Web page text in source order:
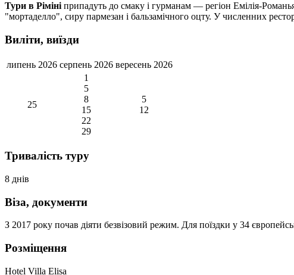
Тури в Ріміні припадуть до смаку і гурманам — регіон Емілія-
"мортаделло", сиру пармезан і бальзамічного оцту. У численних
Виліти, виїзди
липень 2026 серпень 2026 вересень 2026
25
1
5
8
15
22
29
5
12
Тривалість туру
8 днів
Віза, документи
З 2017 року почав діяти безвізовий режим. Для поїздки у 34
Розміщення
Hotel Villa Elisa